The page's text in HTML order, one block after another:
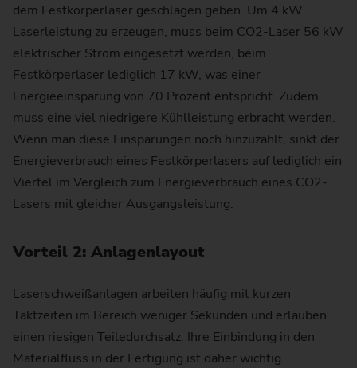
dem Festkörperlaser geschlagen geben. Um 4 kW
Laserleistung zu erzeugen, muss beim CO2-Laser 56 kW
elektrischer Strom eingesetzt werden, beim
Festkörperlaser lediglich 17 kW, was einer
Energieeinsparung von 70 Prozent entspricht. Zudem
muss eine viel niedrigere Kühlleistung erbracht werden.
Wenn man diese Einsparungen noch hinzuzählt, sinkt der
Energieverbrauch eines Festkörperlasers auf lediglich ein
Viertel im Vergleich zum Energieverbrauch eines CO2-
Lasers mit gleicher Ausgangsleistung.
Vorteil 2: Anlagenlayout
Laserschweißanlagen arbeiten häufig mit kurzen
Taktzeiten im Bereich weniger Sekunden und erlauben
einen riesigen Teiledurchsatz. Ihre Einbindung in den
Materialfluss in der Fertigung ist daher wichtig.